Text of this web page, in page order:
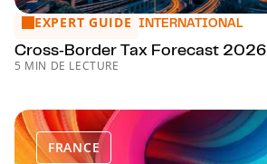
Cross‑Border Tax Forecast 2026 in
EXPERT GUIDE INTERNATIONAL
Cross‑Border Tax Forecast
5 MIN DE LECTURE
FRANCE